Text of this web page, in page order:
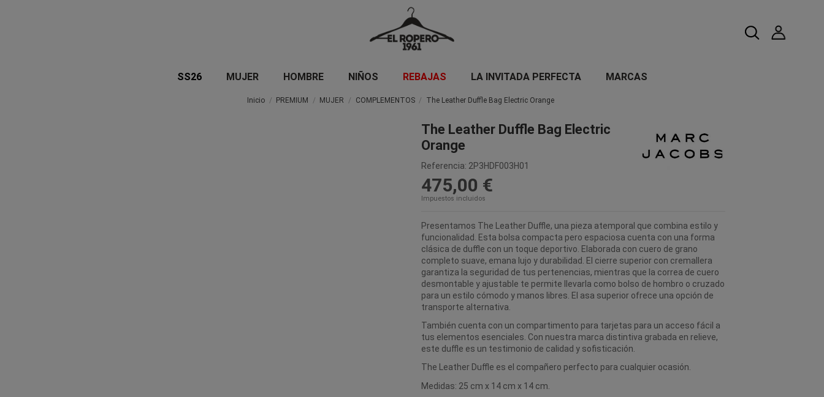
SS26 MUJER HOMBRE NIÑOS REBAJAS LA INVITADA PERFECTA MARCAS
Inicio PREMIUM MUJER COMPLEMENTOS The Leather Duffle Bag Electric Orange
The Leather Duffle Bag Electric
Orange
Referencia: 2P3HDF003H01
475,00 €
Impuestos incluidos
Presentamos The Leather Duffle, una pieza atemporal que combina estilo y
funcionalidad. Esta bolsa compacta pero espaciosa cuenta con una forma
clásica de duffle con un toque deportivo. Elaborada con cuero de grano
completo suave, emana lujo y durabilidad. El cierre superior con cremallera
garantiza la seguridad de tus pertenencias, mientras que la correa de cuero
desmontable y ajustable te permite llevarla como bolso de hombro o cruzado
para un estilo cómodo y manos libres. El asa superior ofrece una opción de
transporte alternativa.
También cuenta con un compartimento para tarjetas para un acceso fácil a
tus elementos esenciales. Con nuestra marca distintiva grabada en relieve,
este duffle es un testimonio de calidad y sofisticación.
The Leather Duffle es el compañero perfecto para cualquier ocasión.
Medidas: 25 cm x 14 cm x 14 cm.